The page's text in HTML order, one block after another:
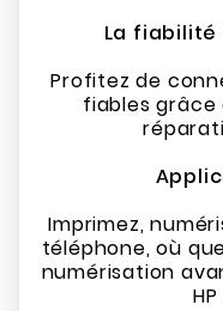
La
Profitez de
fiables grâce
Imprimez,
téléphone, où
numérisation